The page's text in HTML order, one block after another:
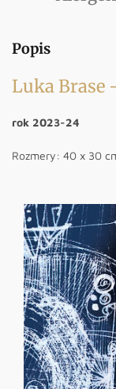
Popis
Luka Brase
rok 2023-24
Rozmery: 40 x 30